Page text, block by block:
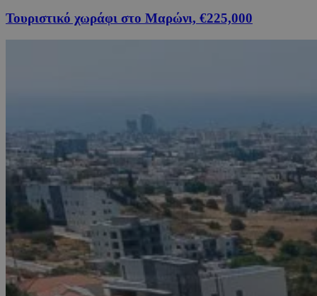
Τουριστικό χωράφι στο Μαρώνι, €225,000